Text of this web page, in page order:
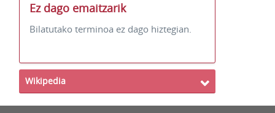
Ez dago emaitzarik
Bilatutako terminoa ez dago hiztegian.
Wikipedia